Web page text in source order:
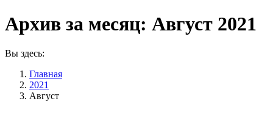
Архив за месяц: Август 2021
Вы здесь:
Главная
2021
Август